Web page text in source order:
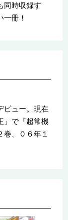
同時収録す
冊！
ビュー。現在
」で『超常機
、０６年１